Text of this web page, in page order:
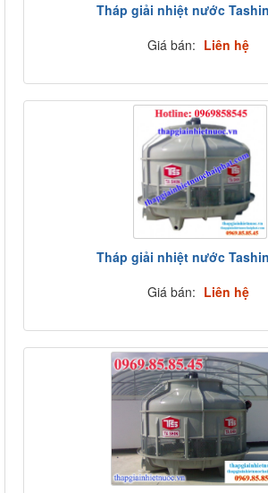
Tháp giải nhiệt nước
Giá bán: Liên hệ
Tháp giải nhiệt nước
Giá bán: Liên hệ